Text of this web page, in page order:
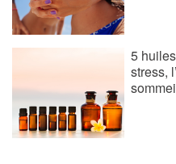
5
stress,